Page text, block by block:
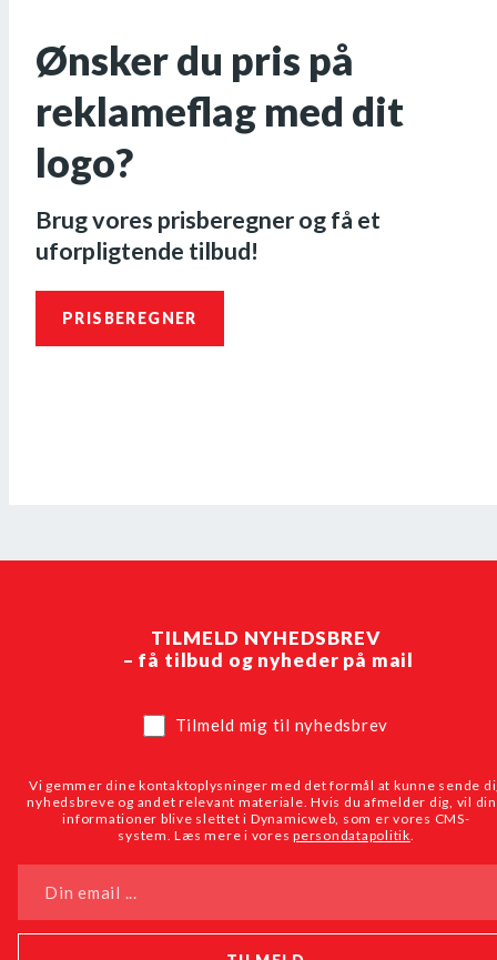
Ønsker du pris på
reklameflag med dit
logo?
Brug vores prisberegner og få et
uforpligtende tilbud!
PRISBEREGNER
TILMELD NYHEDSBREV
– få tilbud og nyheder på mail
Tilmeld mig til nyhedsbrev
Vi gemmer dine kontaktoplysninger med det formål at kunne sende
nyhedsbreve og andet relevant materiale. Hvis du afmelder dig, vil
informationer blive slettet i Dynamicweb, som er vores CMS-
system. Læs mere i vorespersondatapolitik.
Din email ...